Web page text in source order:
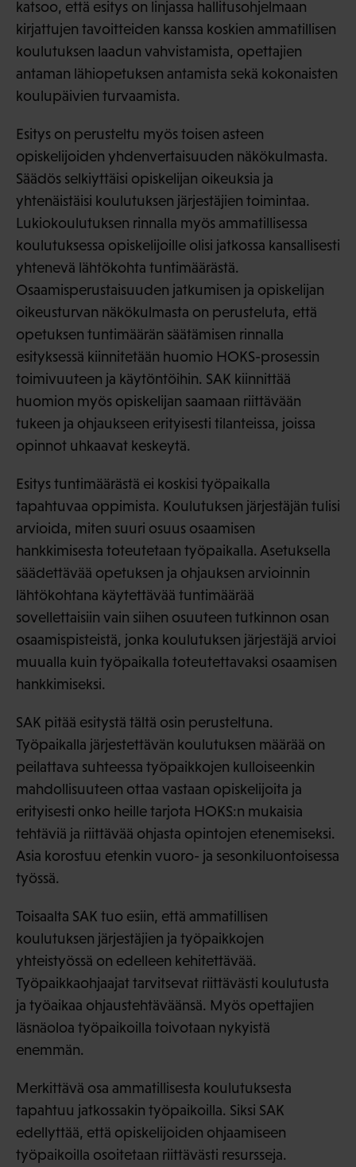
katsoo, että esitys on linjassa hallitusohjelmaan
kirjattujen tavoitteiden kanssa koskien ammatillisen
koulutuksen laadun vahvistamista, opettajien
antaman lähiopetuksen antamista sekä kokonaisten
koulupäivien turvaamista.
Esitys on perusteltu myös toisen asteen
opiskelijoiden yhdenvertaisuuden näkökulmasta.
Säädös selkiyttäisi opiskelijan oikeuksia ja
yhtenäistäisi koulutuksen järjestäjien toimintaa.
Lukiokoulutuksen rinnalla myös ammatillisessa
koulutuksessa opiskelijoille olisi jatkossa kansallisesti
yhtenevä lähtökohta tuntimäärästä.
Osaamisperustaisuuden jatkumisen ja opiskelijan
oikeusturvan näkökulmasta on perusteluta, että
opetuksen tuntimäärän säätämisen rinnalla
esityksessä kiinnitetään huomio HOKS-prosessin
toimivuuteen ja käytöntöihin. SAK kiinnittää
huomion myös opiskelijan saamaan riittävään
tukeen ja ohjaukseen erityisesti tilanteissa, joissa
opinnot uhkaavat keskeytä.
Esitys tuntimäärästä ei koskisi työpaikalla
tapahtuvaa oppimista. Koulutuksen järjestäjän tulisi
arvioida, miten suuri osuus osaamisen
hankkimisesta toteutetaan työpaikalla. Asetuksella
säädettävää opetuksen ja ohjauksen arvioinnin
lähtökohtana käytettävää tuntimäärää
sovellettaisiin vain siihen osuuteen tutkinnon osan
osaamispisteistä, jonka koulutuksen järjestäjä arvioi
muualla kuin työpaikalla toteutettavaksi osaamisen
hankkimiseksi.
SAK pitää esitystä tältä osin perusteltuna.
Työpaikalla järjestettävän koulutuksen määrää on
peilattava suhteessa työpaikkojen kulloiseenkin
mahdollisuuteen ottaa vastaan opiskelijoita ja
erityisesti onko heille tarjota HOKS:n mukaisia
tehtäviä ja riittävää ohjasta opintojen etenemiseksi.
Asia korostuu etenkin vuoro- ja sesonkiluontoisessa
työssä.
Toisaalta SAK tuo esiin, että ammatillisen
koulutuksen järjestäjien ja työpaikkojen
yhteistyössä on edelleen kehitettävää.
Työpaikkaohjaajat tarvitsevat riittävästi koulutusta
ja työaikaa ohjaustehtäväänsä. Myös opettajien
läsnäoloa työpaikoilla toivotaan nykyistä
enemmän.
Merkittävä osa ammatillisesta koulutuksesta
tapahtuu jatkossakin työpaikoilla. Siksi SAK
edellyttää, että opiskelijoiden ohjaamiseen
työpaikoilla osoitetaan riittävästi resursseja.